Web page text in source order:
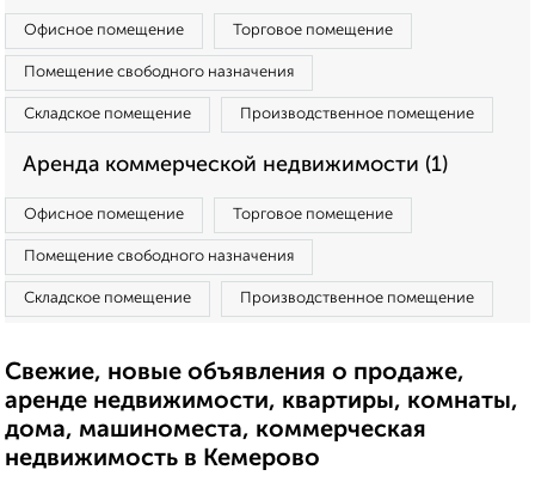
Офисное помещение Торговое помещение
Помещение свободного назначения
Складское помещение Производственное помещение
Аренда коммерческой недвижимости (1)
Офисное помещение Торговое помещение
Помещение свободного назначения
Складское помещение Производственное помещение
Свежие, новые объявления о продаже,
аренде недвижимости, квартиры, комнаты,
дома, машиноместа, коммерческая
недвижимость в Кемерово